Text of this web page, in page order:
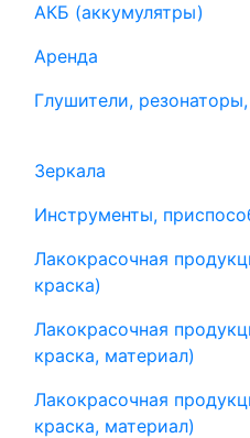
АКБ (аккумулятры)
Аренда
Глушители,
Зеркала
Инструменты,
Лакокрасочная
краска)
Лакокрасочная
краска, материал)
Лакокрасочная
краска, материал)